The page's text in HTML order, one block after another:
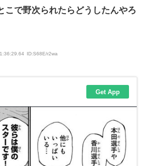
こで野次られたらどうしたんやろ
ID:S68E/r2wa